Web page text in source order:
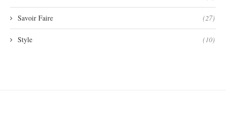
Savoir Faire (27)
Style (10)